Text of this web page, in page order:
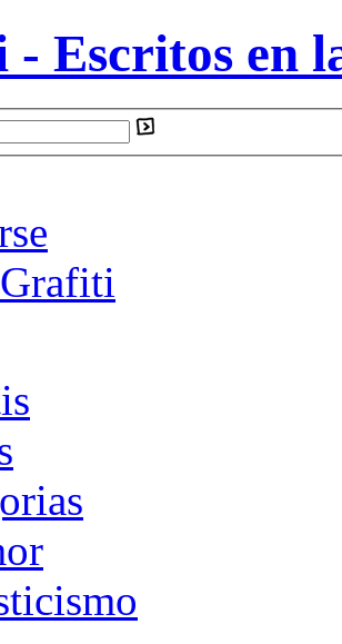
Escritos en